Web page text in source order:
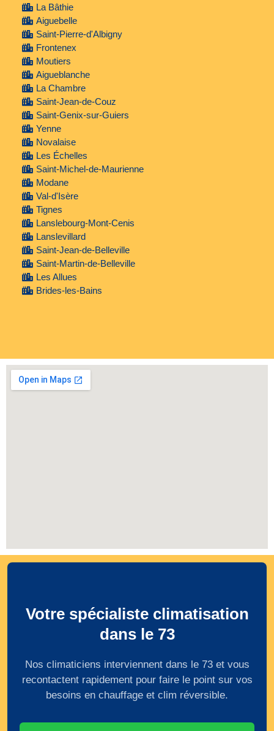
La Bâthie
Aiguebelle
Saint-Pierre-d'Albigny
Frontenex
Moutiers
Aigueblanche
La Chambre
Saint-Jean-de-Couz
Saint-Genix-sur-Guiers
Yenne
Novalaise
Les Échelles
Saint-Michel-de-Maurienne
Modane
Val-d'Isère
Tignes
Lanslebourg-Mont-Cenis
Lanslevillard
Saint-Jean-de-Belleville
Saint-Martin-de-Belleville
Les Allues
Brides-les-Bains
Votre spécialiste climatisation
dans le 73
Nos climaticiens interviennent dans le 73 et vous
recontactent rapidement pour faire le point sur vos
besoins en chauffage et clim réversible.